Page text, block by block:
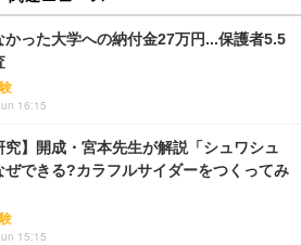
かった大学への納付金27万円...保護者5.5
16:15
究】開成・宮本先生が解説「シュワシュ
ぜできる?カラフルサイダーをつくってみ
15:15